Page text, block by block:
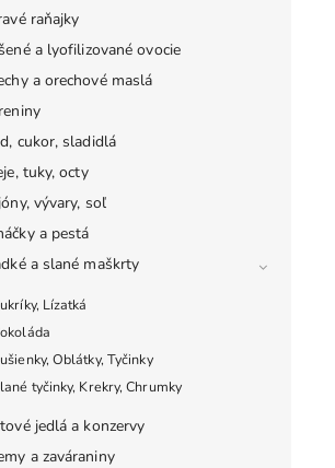
raňajky
a lyofilizované ovocie
a orechové maslá
cukor, sladidlá
tuky, octy
vývary, soľ
a pestá
a slané maškrty
Lízatká
Oblátky, Tyčinky
tyčinky, Krekry, Chrumky
jedlá a konzervy
a zaváraniny